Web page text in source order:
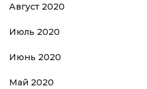
Август 2020
Июль 2020
Июнь 2020
Май 2020